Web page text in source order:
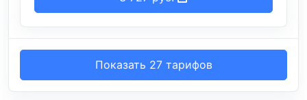
Показать 27 тарифов